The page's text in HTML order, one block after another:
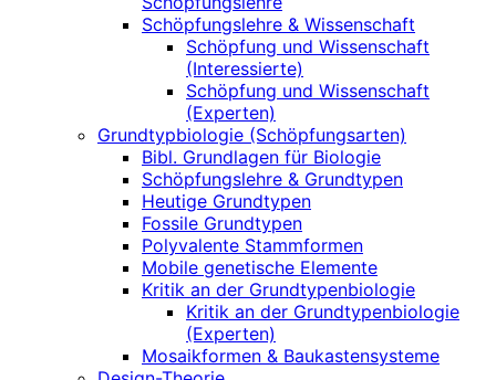
Schöpfungslehre & Wissenschaft
Schöpfung und Wissenschaft
(Interessierte)
Schöpfung und Wissenschaft
(Experten)
Grundtypbiologie (Schöpfungsarten)
Bibl. Grundlagen für Biologie
Schöpfungslehre & Grundtypen
Heutige Grundtypen
Fossile Grundtypen
Polyvalente Stammformen
Mobile genetische Elemente
Kritik an der Grundtypenbiologie
Kritik an der Grundtypenbiologie
(Experten)
Mosaikformen & Baukastensysteme